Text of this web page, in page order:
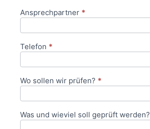
Ansprechpartner *
Telefon *
Wo sollen wir prüfen? *
Was und wieviel soll geprüft werden?